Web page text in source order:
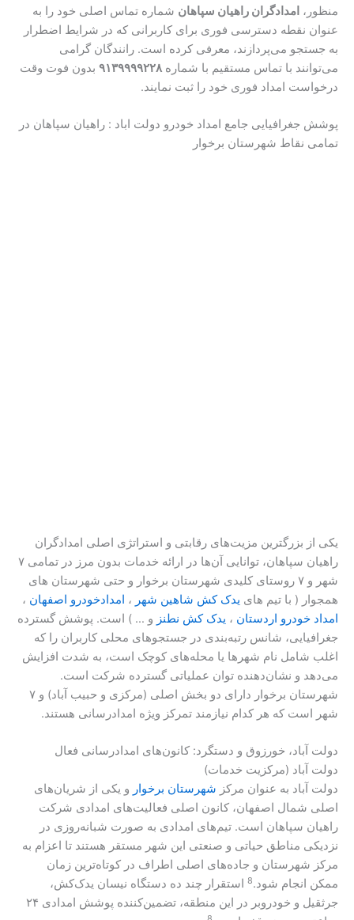
منظور، امدادگران راهیان سپاهان شماره تماس اصلی خود را به
عنوان نقطه دسترسی فوری برای کاربرانی که در شرایط اضطرار
به جستجو می‌پردازند، معرفی کرده است. رانندگان گرامی
می‌توانند با تماس مستقیم با شماره۹۱۳۹۹۹۹۲۲۸ بدون فوت وقت
درخواست امداد فوری خود را ثبت نمایند.
پوشش جغرافیایی جامع امداد خودرو دولت اباد : راهیان سپاهان در
تمامی نقاط شهرستان برخوار
یکی از بزرگترین مزیت‌های رقابتی و استراتژی اصلی امدادگران
راهیان سپاهان، توانایی آن‌ها در ارائه خدمات بدون مرز در تمامی ۷
شهر و ۷ روستای کلیدی شهرستان برخوار و حتی شهرستان های
همجوار ( با تیم های یدک کش شاهین شهر ، امدادخودرو اصفهان ،
امداد خودرو اردستان ، یدک کش نطنز و … ) است. پوشش گسترده
جغرافیایی، شانس رتبه‌بندی در جستجوهای محلی کاربران را که
اغلب شامل نام شهرها یا محله‌های کوچک است، به شدت افزایش
می‌دهد و نشان‌دهنده توان عملیاتی گسترده شرکت است.
شهرستان برخوار دارای دو بخش اصلی (مرکزی و حبیب آباد) و ۷
شهر است که هر کدام نیازمند تمرکز ویژه امدادرسانی هستند.
دولت آباد، خورزوق و دستگرد: کانون‌های امدادرسانی فعال
دولت آباد (مرکزیت خدمات)
دولت آباد به عنوان مرکز شهرستان برخوار و یکی از شریان‌های
اصلی شمال اصفهان، کانون اصلی فعالیت‌های امدادی شرکت
راهیان سپاهان است. تیم‌های امدادی به صورت شبانه‌روزی در
نزدیکی مناطق حیاتی و صنعتی این شهر مستقر هستند تا اعزام به
مرکز شهرستان و جاده‌های اصلی اطراف در کوتاه‌ترین زمان
ممکن انجام شود.8 استقرار چند ده‌ دستگاه نیسان یدک‌کش،
جرثقیل و خودروبر در این منطقه، تضمین‌کننده پوشش امدادی ۲۴